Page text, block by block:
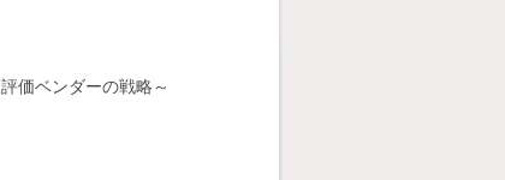
価ベンダーの戦略～